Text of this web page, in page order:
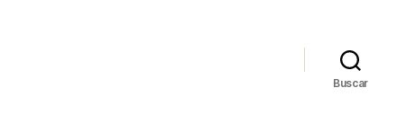
Buscar